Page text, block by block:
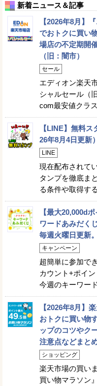
新着ニュース＆記事
【2026年8月】
でおトクに買い
場店の不定期開
（旧：闇市）
セール
エディオン楽天
シャルセール（
com最安値クラ
【LINE】無料
26年8月4日更新
LINE
現在配布されて
タンプを徹底ま
る条件や取得す
【最大20,000d
ワードあみだく
毎週火曜日更新
キャンペーン
超簡単に参加で
カウント+ポイ
今週のキーワー
【2026年8月】
おトクに買い物
ップのコツやク
注意点などまと
ショッピング
楽天市場の買い
買い物マラソン